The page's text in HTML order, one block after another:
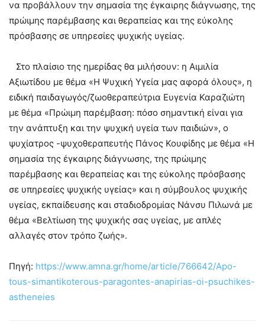
να προβάλλουν την σημασία της έγκαιρης διάγνωσης, της
πρώιμης παρέμβασης και θεραπείας και της εύκολης
πρόσβασης σε υπηρεσίες ψυχικής υγείας.
Στο πλαίσιο της ημερίδας θα μιλήσουν: η Αιμιλία
Αξιωτίδου με θέμα «Η Ψυχική Υγεία μας αφορά όλους», η
ειδική παιδαγωγός/ζωοθεραπεύτρια Ευγενία Καραζιώτη
με θέμα «Πρώιμη παρέμβαση: πόσο σημαντική είναι για
την ανάπτυξη και την ψυχική υγεία των παιδιών», ο
ψυχίατρος -ψυχοθεραπευτής Πάνος Κουφίδης με θέμα «Η
σημασία της έγκαιρης διάγνωσης, της πρώιμης
παρέμβασης και θεραπείας και της εύκολης πρόσβασης
σε υπηρεσίες ψυχικής υγείας» και η σύμβουλος ψυχικής
υγείας, εκπαίδευσης και σταδιοδρομίας Νάνσυ Πιλωνά με
θέμα «Βελτίωση της ψυχικής σας υγείας, με απλές
αλλαγές στον τρόπο ζωής».
Πηγή: https://www.amna.gr/home/article/766642/Apo-
tous-simantikoterous-paragontes-anapirias-oi-psuchikes-
astheneies